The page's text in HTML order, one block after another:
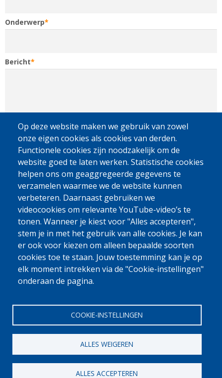
Onderwerp
Bericht
Privacy
Door op versturen te klikken, stemt u ermee in dat
Fedasil gebruik maakt van uw persoonlijke gegevens om uw vraag te
U kan ons privacybeleid hier raadplegen.
CAPTCHA
Math
question (2 +
1 =)
Solve this simple math problem and enter the result. E.g. for 1+3,
enter 4.
Met deze vraag testen we of u een menselijke bezoeker bent en
voorkomen we geautomatiseerde spamberichten.
Op deze website maken we gebruik van zowel
onze eigen cookies als cookies van derden.
Functionele cookies zijn noodzakelijk om de
website goed te laten werken. Statistische cookies
helpen ons om geaggregeerde gegevens te
verzamelen waarmee we de website kunnen
verbeteren. Daarnaast gebruiken we
videocookies om relevante YouTube-video’s te
tonen. Wanneer je kiest voor "Alles accepteren",
stem je in met het gebruik van alle cookies. Je kan
er ook voor kiezen om alleen bepaalde soorten
cookies toe te staan. Jouw toestemming kan je op
elk moment intrekken via de "Cookie-instellingen"
onderaan de pagina.
COOKIE-INSTELLINGEN
ALLES WEIGEREN
ALLES ACCEPTEREN